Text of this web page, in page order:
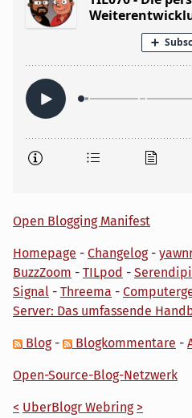
Open Blogging Manifest
Homepage - Changelog-
BuzzZoom - TILpod -
Signal - Threema -
Server: Das umfassende
Blog- Blogkommentare -
Open-Source-Blog-Netzwerk
< UberBlogr Webring >